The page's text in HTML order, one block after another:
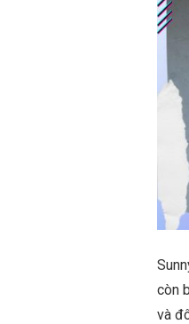
còn
và